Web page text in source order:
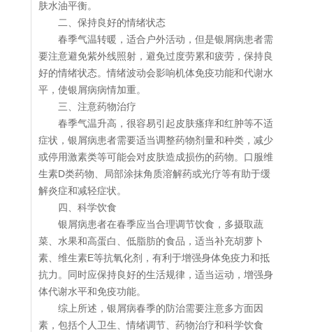
肤水油平衡。
二、保持良好的情绪状态
春季气温转暖，适合户外活动，但是银屑病患者需
要注意避免紫外线照射，避免过度劳累和疲劳，保持良
好的情绪状态。情绪波动会影响机体免疫功能和代谢水
平，使银屑病病情加重。
三、注意药物治疗
春季气温升高，很容易引起皮肤瘙痒和红肿等不适
症状，银屑病患者需要适当调整药物剂量和种类，减少
或停用激素类等可能会对皮肤造成损伤的药物。口服维
生素D类药物、局部涂抹角质溶解药或光疗等有助于缓
解炎症和减轻症状。
四、科学饮食
银屑病患者在春季应当合理调节饮食，多摄取蔬
菜、水果和高蛋白、低脂肪的食品，适当补充胡萝卜
素、维生素E等抗氧化剂，有利于增强身体免疫力和抵
抗力。同时应保持良好的生活规律，适当运动，增强身
体代谢水平和免疫功能。
综上所述，银屑病春季的防治需要注意多方面因
素，包括个人卫生、情绪调节、药物治疗和科学饮食